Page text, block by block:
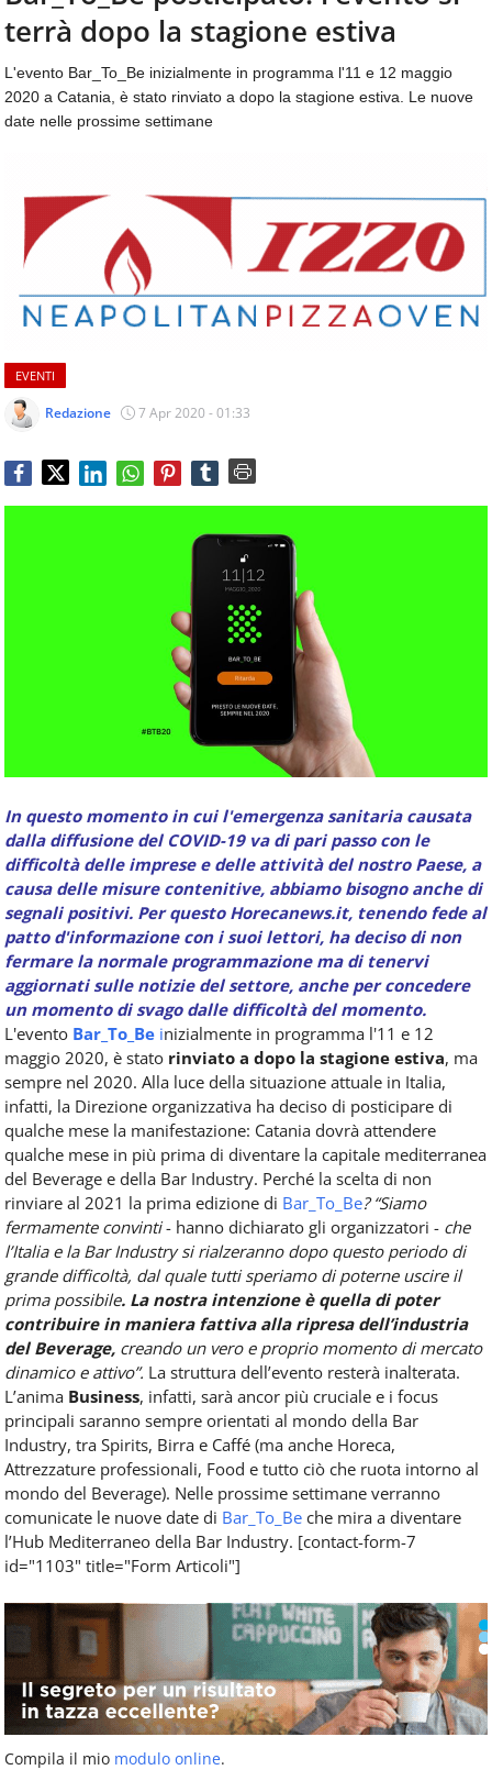
aggiornamenti
quotidiani
temi
come
ospitalità,
&
beverage,
catering
e
quotidiani
mondo
dell'alimentazione,
dei
consumi
CONTATTI
terrà dopo la stagione estiva
L'evento Bar_To_Be inizialmente in programma l'11 e 12 maggio
2020 a Catania, è stato rinviato a dopo la stagione estiva. Le nuove
date nelle prossime settimane
EVENTI
Redazione 7 Apr 2020 - 01:33
In questo momento in cui l'emergenza sanitaria causata
dalla diffusione del COVID-19 va di pari passo con le
difficoltà delle imprese e delle attività del nostro Paese, a
causa delle misure contenitive, abbiamo bisogno anche di
segnali positivi. Per questo Horecanews.it, tenendo fede al
patto d'informazione con i suoi lettori, ha deciso di non
fermare la normale programmazione ma di tenervi
aggiornati sulle notizie del settore, anche per concedere
un momento di svago dalle difficoltà del momento.
L'evento Bar_To_Be inizialmente in programma l'11 e 12
maggio 2020, è stato rinviato a dopo la stagione estiva, ma
sempre nel 2020. Alla luce della situazione attuale in Italia,
infatti, la Direzione organizzativa ha deciso di posticipare di
qualche mese la manifestazione: Catania dovrà attendere
qualche mese in più prima di diventare la capitale mediterranea
del Beverage e della Bar Industry. Perché la scelta di non
rinviare al 2021 la prima edizione di Bar_To_Be? “Siamo
fermamente convinti- hanno dichiarato gli organizzatori - che
l’Italia e la Bar Industry si rialzeranno dopo questo periodo di
grande difficoltà, dal quale tutti speriamo di poterne uscire il
prima possibile. La nostra intenzione è quella di poter
contribuire in maniera fattiva alla ripresa dell’industria
del Beverage, creando un vero e proprio momento di mercato
dinamico e attivo”. La struttura dell’evento resterà inalterata.
L’anima Business, infatti, sarà ancor più cruciale e i focus
principali saranno sempre orientati al mondo della Bar
Industry, tra Spirits, Birra e Caffé (ma anche Horeca,
Attrezzature professionali, Food e tutto ciò che ruota intorno al
mondo del Beverage). Nelle prossime settimane verranno
comunicate le nuove date di Bar_To_Be che mira a diventare
l’Hub Mediterraneo della Bar Industry. [contact-form-7
id="1103" title="Form Articoli"]
Compila il mio modulo online.